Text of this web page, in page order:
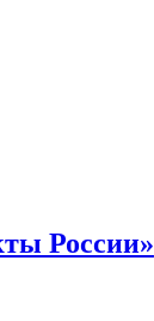
России»